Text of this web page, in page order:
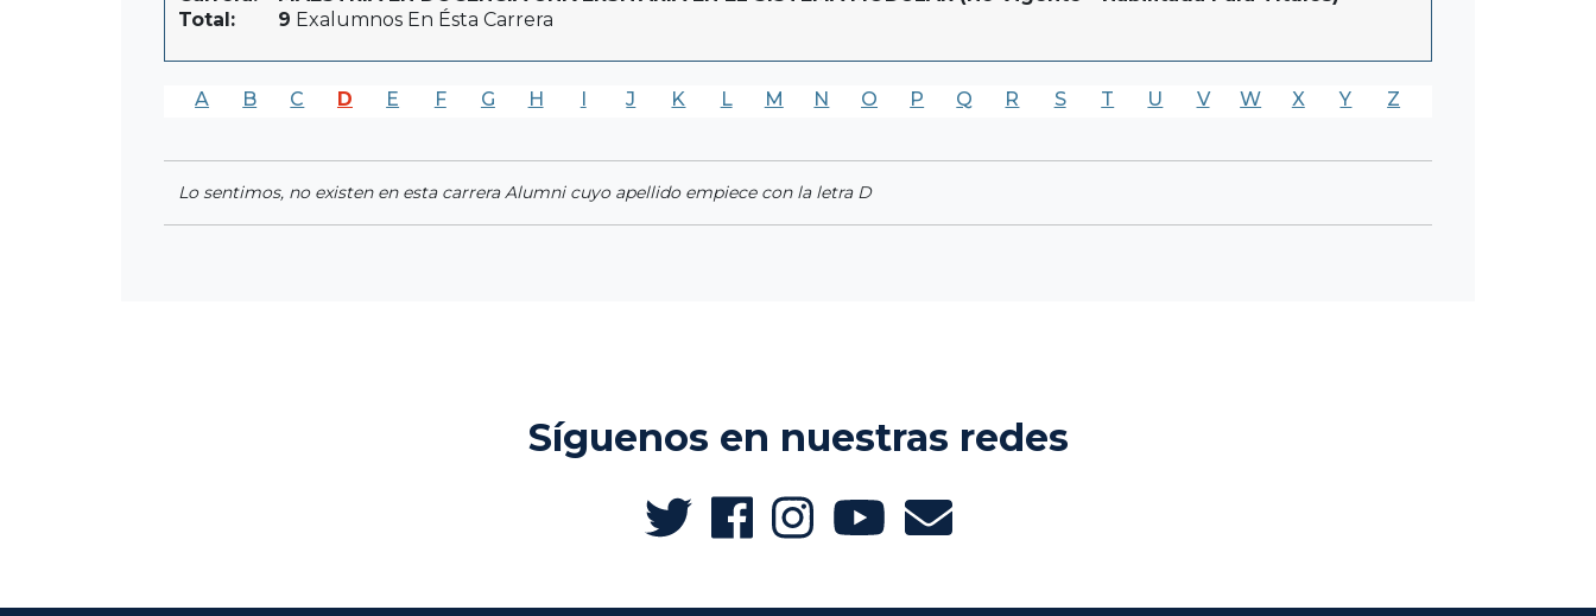
Total:
9 Exalumnos En Ésta Carrera
A B C D E F G H I J K L M N O P Q R S T U V W X Y Z
Lo sentimos, no existen en esta carrera Alumni cuyo apellido empiece con la letra D
Síguenos en nuestras redes